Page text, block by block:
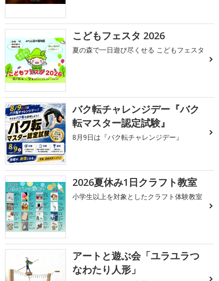
こどもフェスタ 2026
夏の森で一日遊び尽くせる こどもフェスタ
バク転チャレンジデー『バク
転マスター認定試験』
8月9日は『バク転チャレンジデー』
2026夏休み1日クラフト教室
小学生以上を対象としたクラフト体験教室
アートと遊ぶ会「ユラユラつ
なわたり人形」